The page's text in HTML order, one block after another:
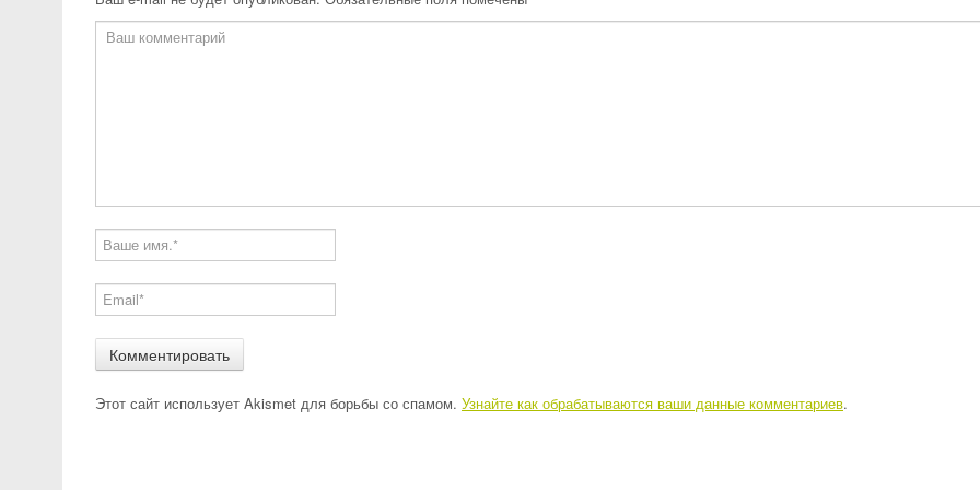
Этот сайт использует Akismet для борьбы со спамом. Узнайте как обрабатываются ваши данные комментариев.